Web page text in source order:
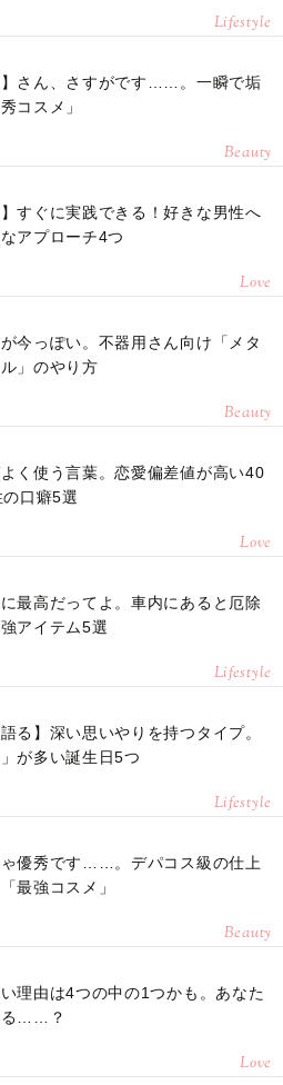
Lifestyle
】さん、さすがです……。一瞬で垢
コスメ」
Beauty
】すぐに実践できる！好きな男性へ
アプローチ4つ
Love
が今っぽい。不器用さん向け「メタ
」のやり方
Beauty
く使う言葉。恋愛偏差値が高い40
口癖5選
Love
最高だってよ。車内にあると厄除
アイテム5選
Lifestyle
語る】深い思いやりを持つタイプ。
」が多い誕生日5つ
Lifestyle
優秀です……。デパコス級の仕上
最強コスメ」
Beauty
理由は4つの中の1つかも。あなた
る……？
Love